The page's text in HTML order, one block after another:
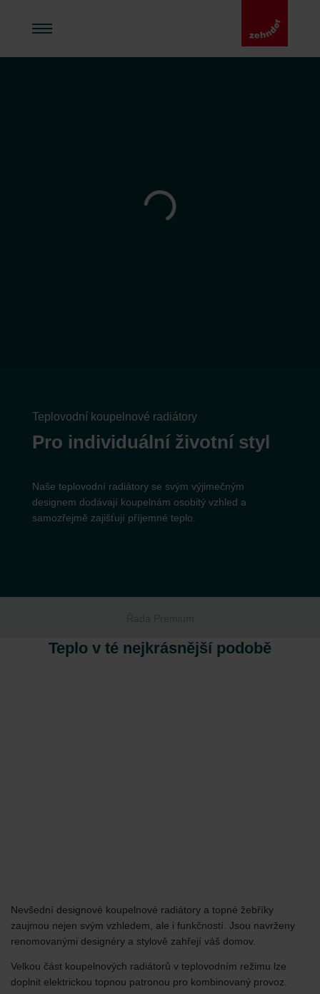
Teplovodní koupelnové radiátory
Pro individuální životní styl
Naše teplovodní radiátory se svým výjimečným
designem dodávají koupelnám osobitý vzhled a
samozřejmě zajišťují příjemné teplo.
Řada Premium
Teplo v té nejkrásnější podobě
Nevšední designové koupelnové radiátory a topné žebříky
zaujmou nejen svým vzhledem, ale i funkčností. Jsou navrženy
renomovanými designéry a stylově zahřejí váš domov.
Velkou část koupelnových radiátorů v teplovodním režimu lze
doplnit elektrickou topnou patronou pro kombinovaný provoz.